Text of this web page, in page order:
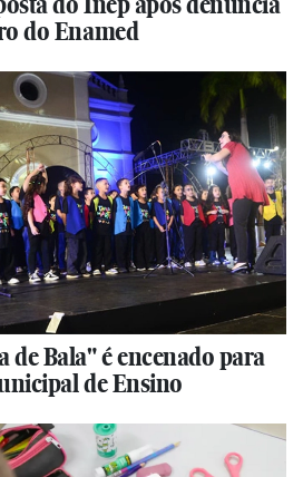
do Enamed
de Bala" é encenado para
de Ensino